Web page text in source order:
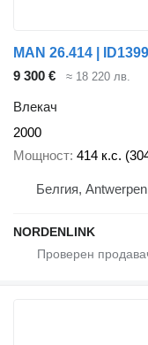
MAN 26.414 |
9 300 €
≈ 18 220 лв.
Влекач
2000
Мощност 414 к.с.
Белгия, Antwerpen
NORDENLINK